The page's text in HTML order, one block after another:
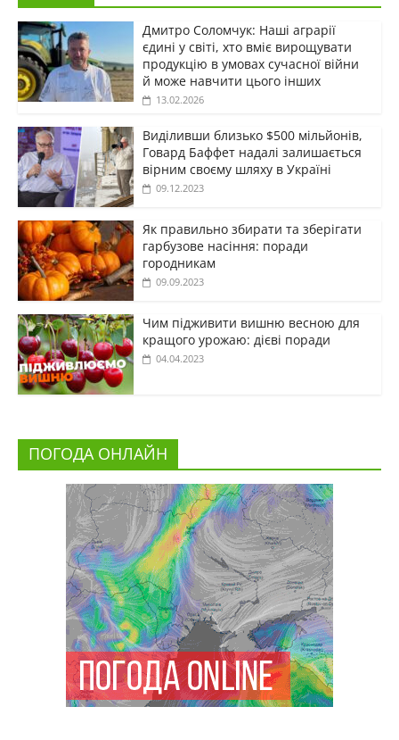
Дмитро Соломчук: Наші аграрії
єдині у світі, хто вміє вирощувати
продукцію в умовах сучасної війни
й може навчити цього інших
13.02.2026
Виділивши близько $500 мільйонів,
Говард Баффет надалі залишається
вірним своєму шляху в Україні
09.12.2023
Як правильно збирати та зберігати
гарбузове насіння: поради
городникам
09.09.2023
Чим підживити вишню весною для
кращого урожаю: дієві поради
04.04.2023
ПОГОДА ОНЛАЙН